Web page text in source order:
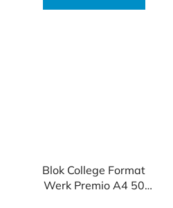
Blok College Format
Werk Premio A4 50